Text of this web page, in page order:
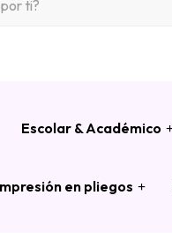
Escolar & Académico
en pliegos